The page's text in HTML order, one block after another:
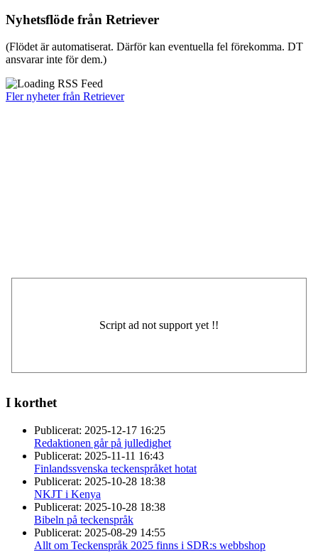
Nyhetsflöde från Retriever
(Flödet är automatiserat. Därför kan eventuella fel förekomma. DT
ansvarar inte för dem.)
Fler nyheter från Retriever
I korthet
Publicerat: 2025-12-17 16:25
Redaktionen går på julledighet
Publicerat: 2025-11-11 16:43
Finlandssvenska teckenspråket hotat
Publicerat: 2025-10-28 18:38
NKJT i Kenya
Publicerat: 2025-10-28 18:38
Bibeln på teckenspråk
Publicerat: 2025-08-29 14:55
Allt om Teckenspråk 2025 finns i SDR:s webbshop